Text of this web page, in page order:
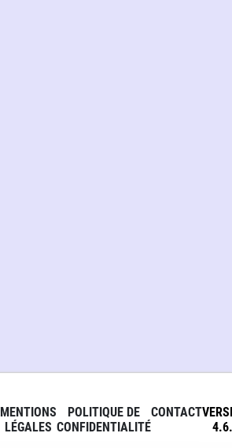
MENTIONS
LÉGALES
POLITIQUE DE
CONFIDENTIALITÉ
CONTACT